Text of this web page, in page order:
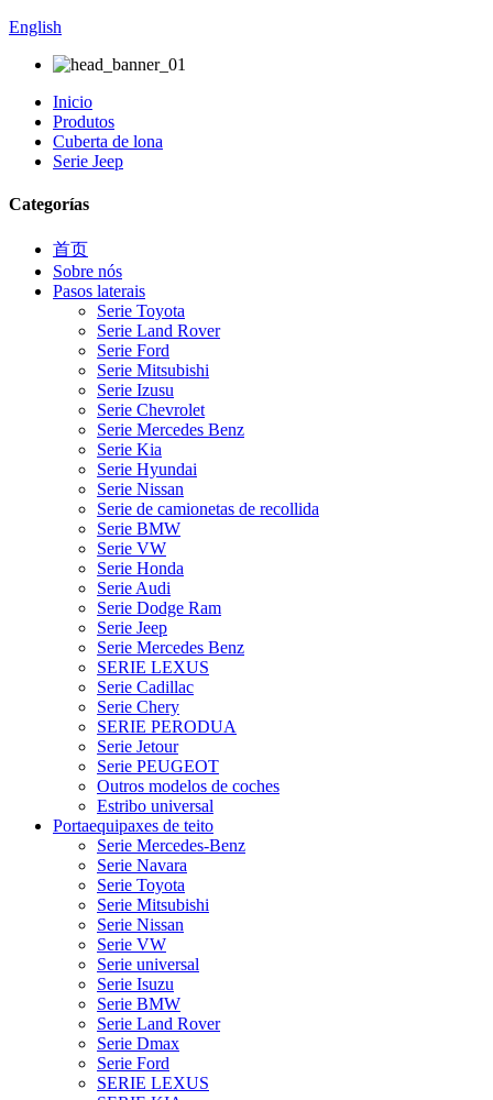
English
Inicio
Produtos
Cuberta de lona
Serie Jeep
Categorías
首页
Sobre nós
Pasos laterais
Serie Toyota
Serie Land Rover
Serie Ford
Serie Mitsubishi
Serie Izusu
Serie Chevrolet
Serie Mercedes Benz
Serie Kia
Serie Hyundai
Serie Nissan
Serie de camionetas de recollida
Serie BMW
Serie VW
Serie Honda
Serie Audi
Serie Dodge Ram
Serie Jeep
Serie Mercedes Benz
SERIE LEXUS
Serie Cadillac
Serie Chery
SERIE PERODUA
Serie Jetour
Serie PEUGEOT
Outros modelos de coches
Estribo universal
Portaequipaxes de teito
Serie Mercedes-Benz
Serie Navara
Serie Toyota
Serie Mitsubishi
Serie Nissan
Serie VW
Serie universal
Serie Isuzu
Serie BMW
Serie Land Rover
Serie Dmax
Serie Ford
SERIE LEXUS